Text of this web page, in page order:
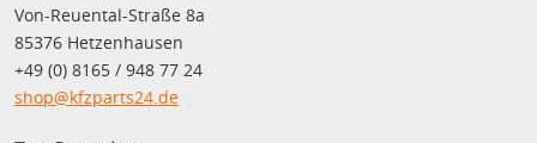
Von-Reuental-Straße 8a
85376 Hetzenhausen
+49 (0) 8165 / 948 77 24
shop@kfzparts24.de